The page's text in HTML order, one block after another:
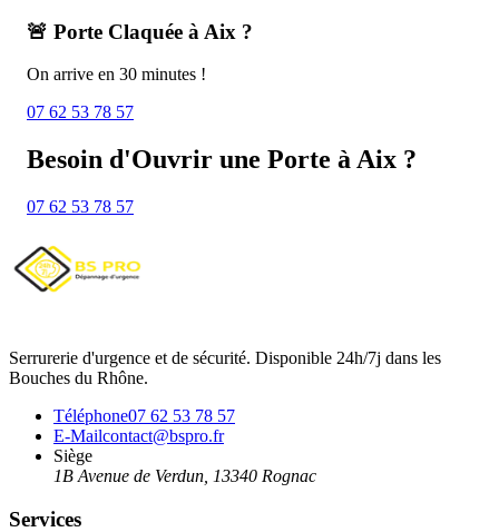
🚨 Porte Claquée à Aix ?
On arrive en 30 minutes !
07 62 53 78 57
Besoin d'Ouvrir une Porte à Aix ?
07 62 53 78 57
Serrurerie d'urgence et de sécurité. Disponible 24h/7j dans les
Bouches du Rhône.
Téléphone07 62 53 78 57
E-Mailcontact@bspro.fr
Siège
1B Avenue de Verdun 13340 Rognac
Services